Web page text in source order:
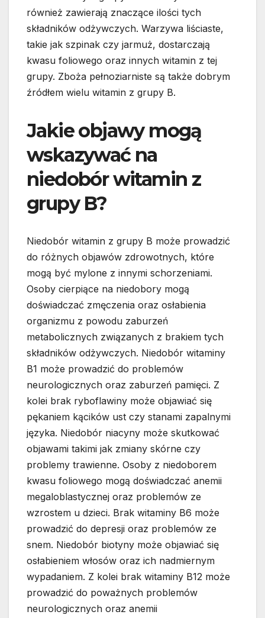
również zawierają znaczące ilości tych
składników odżywczych. Warzywa liściaste,
takie jak szpinak czy jarmuż, dostarczają
kwasu foliowego oraz innych witamin z tej
grupy. Zboża pełnoziarniste są także dobrym
źródłem wielu witamin z grupy B.
Jakie objawy mogą
wskazywać na
niedobór witamin z
grupy B?
Niedobór witamin z grupy B może prowadzić
do różnych objawów zdrowotnych, które
mogą być mylone z innymi schorzeniami.
Osoby cierpiące na niedobory mogą
doświadczać zmęczenia oraz osłabienia
organizmu z powodu zaburzeń
metabolicznych związanych z brakiem tych
składników odżywczych. Niedobór witaminy
B1 może prowadzić do problemów
neurologicznych oraz zaburzeń pamięci. Z
kolei brak ryboflawiny może objawiać się
pękaniem kącików ust czy stanami zapalnymi
języka. Niedobór niacyny może skutkować
objawami takimi jak zmiany skórne czy
problemy trawienne. Osoby z niedoborem
kwasu foliowego mogą doświadczać anemii
megaloblastycznej oraz problemów ze
wzrostem u dzieci. Brak witaminy B6 może
prowadzić do depresji oraz problemów ze
snem. Niedobór biotyny może objawiać się
osłabieniem włosów oraz ich nadmiernym
wypadaniem. Z kolei brak witaminy B12 może
prowadzić do poważnych problemów
neurologicznych oraz anemii